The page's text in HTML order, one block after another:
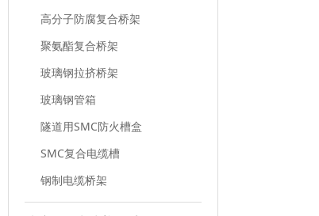
高分子防腐复合桥架
聚氨酯复合桥架
玻璃钢拉挤桥架
玻璃钢管箱
隧道用SMC防火槽盒
SMC复合电缆槽
钢制电缆桥架